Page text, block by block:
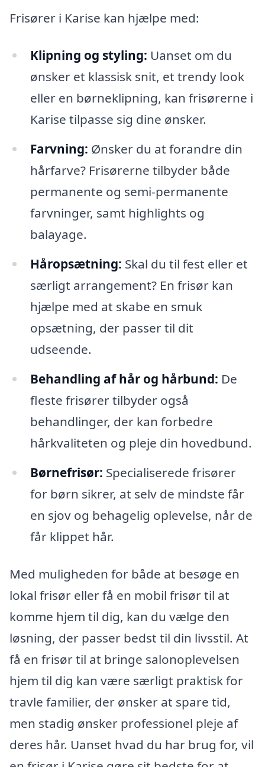
Frisører i Karise kan hjælpe med:
Klipning og styling: Uanset om du
ønsker et klassisk snit, et trendy look
eller en børneklipning, kan frisørerne i
Karise tilpasse sig dine ønsker.
Farvning: Ønsker du at forandre din
hårfarve? Frisørerne tilbyder både
permanente og semi-permanente
farvninger, samt highlights og
balayage.
Håropsætning: Skal du til fest eller et
særligt arrangement? En frisør kan
hjælpe med at skabe en smuk
opsætning, der passer til dit
udseende.
Behandling af hår og hårbund: De
fleste frisører tilbyder også
behandlinger, der kan forbedre
hårkvaliteten og pleje din hovedbund.
Børnefrisør: Specialiserede frisører
for børn sikrer, at selv de mindste får
en sjov og behagelig oplevelse, når de
får klippet hår.
Med muligheden for både at besøge en
lokal frisør eller få en mobil frisør til at
komme hjem til dig, kan du vælge den
løsning, der passer bedst til din livsstil. At
få en frisør til at bringe salonoplevelsen
hjem til dig kan være særligt praktisk for
travle familier, der ønsker at spare tid,
men stadig ønsker professionel pleje af
deres hår. Uanset hvad du har brug for, vil